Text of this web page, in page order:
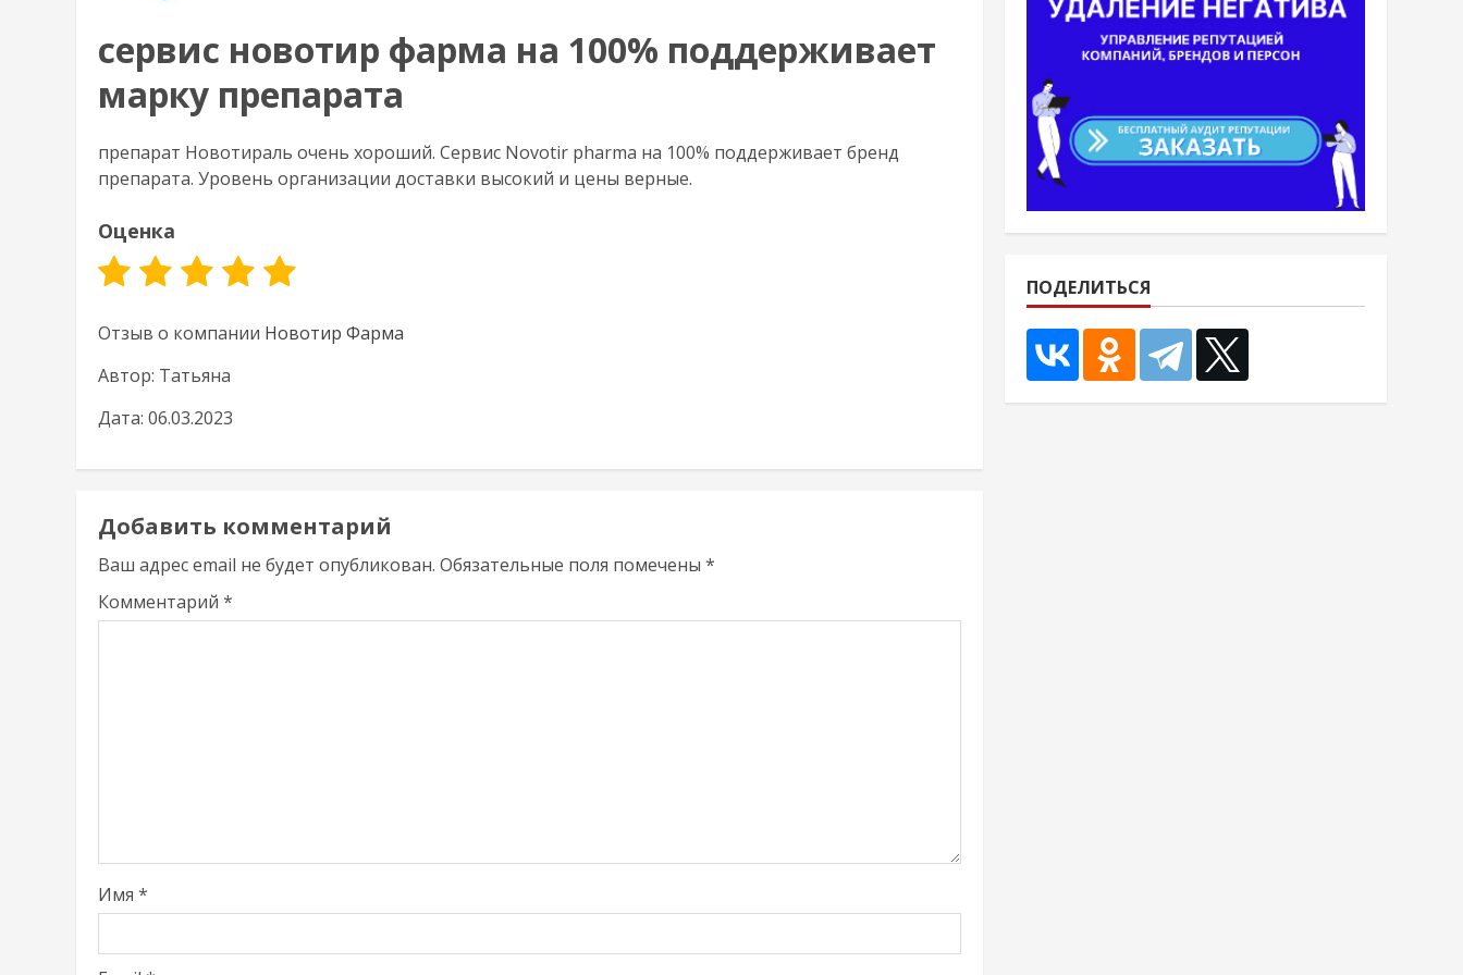
сервис новотир фарма на 100% поддерживает
марку препарата
препарат Новотираль очень хороший. Сервис Novotir pharma на 100% поддерживает бренд
препарата. Уровень организации доставки высокий и цены верные.
Оценка
Отзыв о компании Новотир Фарма
Автор: Татьяна
Дата: 06.03.2023
Добавить комментарий
Ваш адрес email не будет опубликован. Обязательные поля помечены *
Комментарий *
Имя *
ПОДЕЛИТЬСЯ